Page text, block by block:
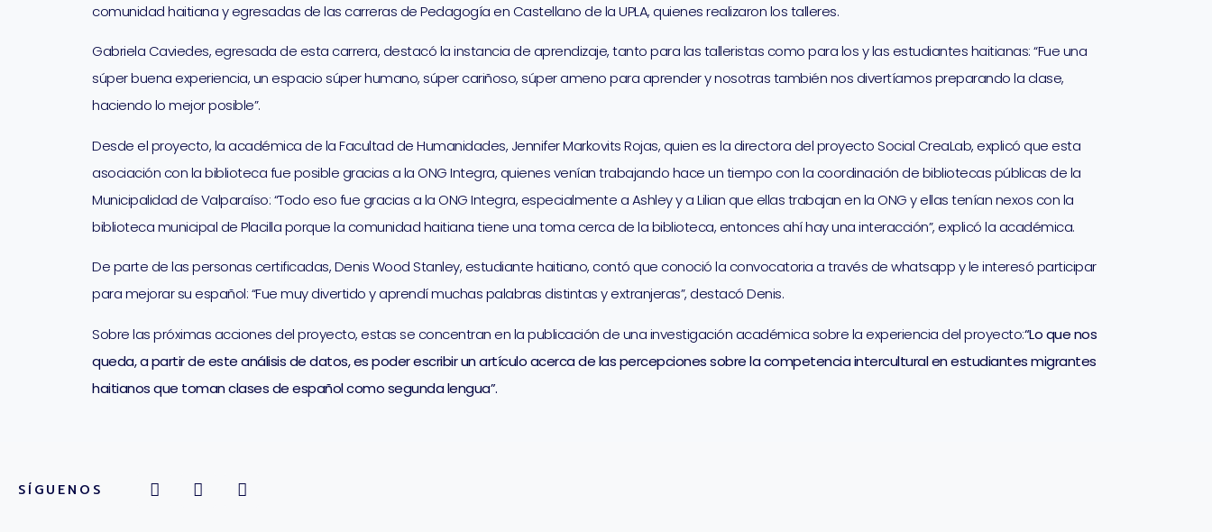
comunidad haitiana y egresadas de las carreras de Pedagogía en Castellano de la UPLA, quienes realizaron los talleres.
Gabriela Caviedes, egresada de esta carrera, destacó la instancia de aprendizaje, tanto para las talleristas como para los y las estudiantes haitianas: “Fue una
súper buena experiencia, un espacio súper humano, súper cariñoso, súper ameno para aprender y nosotras también nos divertíamos preparando la clase,
haciendo lo mejor posible”.
Desde el proyecto, la académica de la Facultad de Humanidades, Jennifer Markovits Rojas, quien es la directora del proyecto Social CreaLab, explicó que esta
asociación con la biblioteca fue posible gracias a la ONG Integra, quienes venían trabajando hace un tiempo con la coordinación de bibliotecas públicas de la
Municipalidad de Valparaíso: “Todo eso fue gracias a la ONG Integra, especialmente a Ashley y a Lilian que ellas trabajan en la ONG y ellas tenían nexos con la
biblioteca municipal de Placilla porque la comunidad haitiana tiene una toma cerca de la biblioteca, entonces ahí hay una interacción”, explicó la académica.
De parte de las personas certificadas, Denis Wood Stanley, estudiante haitiano, contó que conoció la convocatoria a través de whatsapp y le interesó participar
para mejorar su español: “Fue muy divertido y aprendí muchas palabras distintas y extranjeras”, destacó Denis.
Sobre las próximas acciones del proyecto, estas se concentran en la publicación de una investigación académica sobre la experiencia del proyecto:“Lo que nos
queda, a partir de este análisis de datos, es poder escribir un artículo acerca de las percepciones sobre la competencia intercultural en estudiantes migrantes
haitianos que toman clases de español como segunda lengua”.
SÍGUENOS